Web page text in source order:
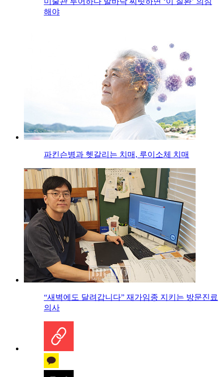
해야
파킨슨병과 헷갈리는 치매, 루이소체 치매
“새벽에도 달려갑니다” 재가임종 지키는 방문진료
의사